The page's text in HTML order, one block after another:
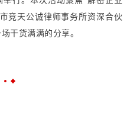
竞天公诚律师事务所资深合伙
干货满满的分享。